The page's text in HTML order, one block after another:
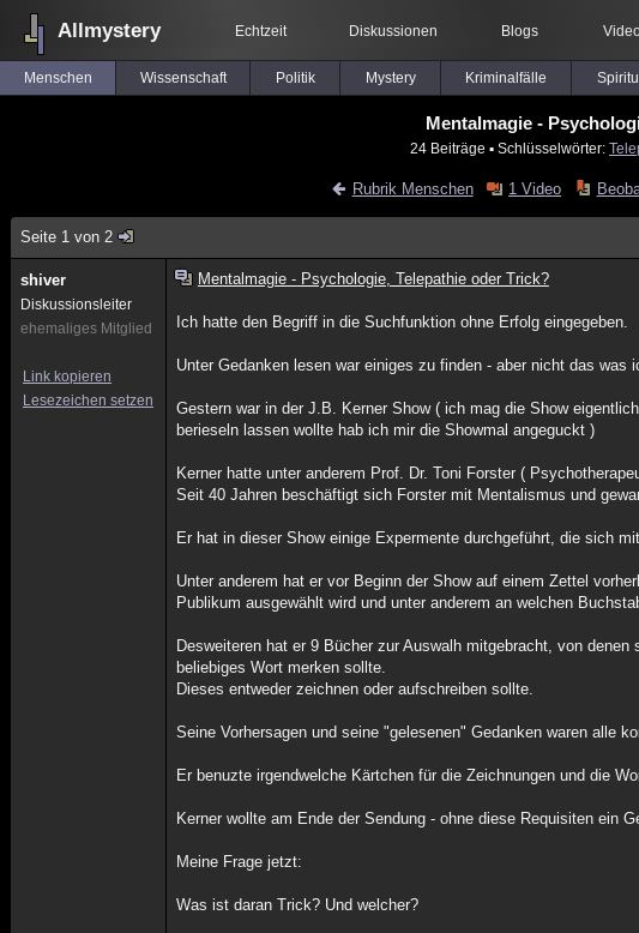
Allmystery Echtzeit Diskussionen Blogs
Menschen Wissenschaft Politik Mystery Kriminalfälle
Mentalmagie -
24 Beiträge ▪ Schlüsselwörter:
Rubrik Menschen 1 Video
Seite 1 von 2
shiver
Diskussionsleiter
ehemaliges Mitglied
Link kopieren
Lesezeichen setzen
Mentalmagie - Psychologie, Telepathie oder Trick?
Ich hatte den Begriff in die Suchfunktion ohne Erfolg eingegeben.
Unter Gedanken lesen war einiges zu finden - aber nicht das was
Gestern war in der J.B. Kerner Show ( ich mag die Show
berieseln lassen wollte hab ich mir die Showmal angeguckt )
Kerner hatte unter anderem Prof. Dr. Toni Forster (
Seit 40 Jahren beschäftigt sich Forster mit Mentalismus und
Er hat in dieser Show einige Expermente durchgeführt, die sich
Unter anderem hat er vor Beginn der Show auf einem Zettel
Publikum ausgewählt wird und unter anderem an welchen
Desweiteren hat er 9 Bücher zur Auswalh mitgebracht, von
beliebiges Wort merken sollte.
Dieses entweder zeichnen oder aufschreiben sollte.
Seine Vorhersagen und seine "gelesenen" Gedanken waren alle
Er benuzte irgendwelche Kärtchen für die Zeichnungen und die
Kerner wollte am Ende der Sendung - ohne diese Requisiten ein
Meine Frage jetzt:
Was ist daran Trick? Und welcher?